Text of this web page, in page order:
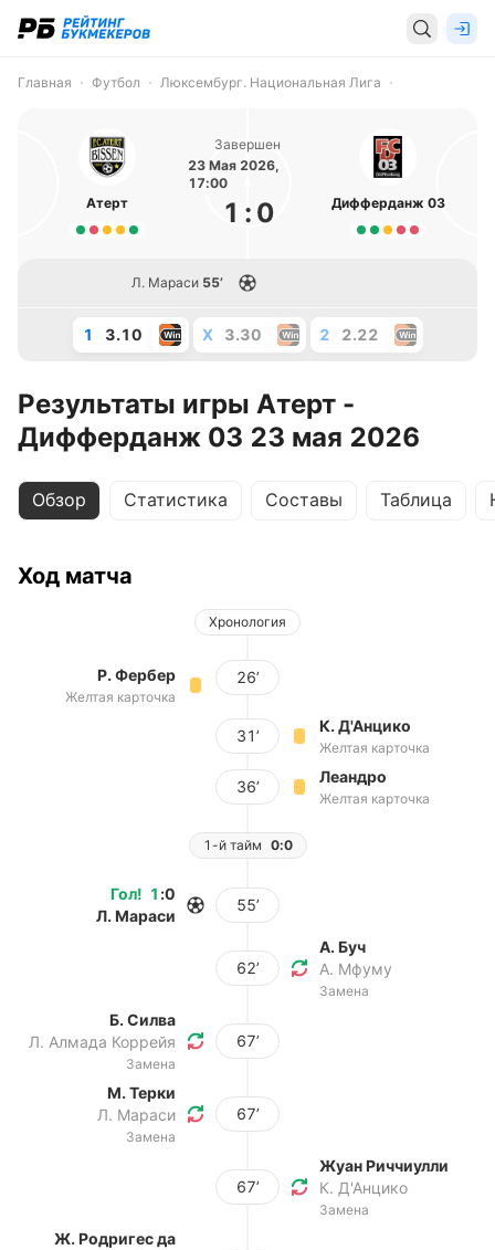
Главная Футбол Люксембург. Национальная Лига
Атерт
Завершен
23 Мая 2026,
17:00
1 : 0 Дифферданж 03
Л. Мараси 55’
1 3.10 X 3.30 2 2.22
Результаты игры Атерт -
Дифферданж 03 23 мая 2026
Обзор Статистика Составы Таблица
Ход матча
Хронология
Р. Фербер
Желтая карточка
26’
31’
К. Д'Анцико
Желтая карточка
36’
Леандро
Желтая карточка
1-й тайм 0:0
Гол! 1 :0
Л. Мараси
55’
62’
А. Буч
А. Мфуму
Замена
Б. Силва
Л. Алмада Коррейя
Замена
67’
М. Терки
Л. Мараси
Замена
67’
67’
Жуан Риччиулли
К. Д'Анцико
Замена
Ж. Родригес да